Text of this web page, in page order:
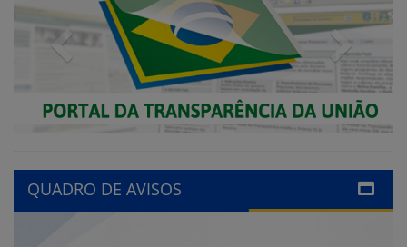
Previous Next
QUADRO DE AVISOS